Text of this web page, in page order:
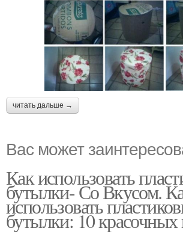
читать дальше →
Вас может
Как использовать
бутылки- Со Вкусом.
использовать
бутылки: 10